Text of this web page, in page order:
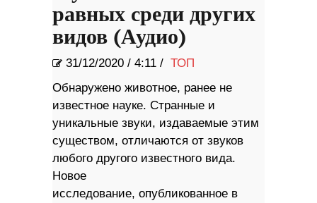
равных среди других
видов (Аудио)
31/12/2020 / 4:11 / ТОП
Обнаружено животное, ранее не
известное науке. Странные и
уникальные звуки, издаваемые этим
существом, отличаются от звуков
любого другого известного вида.
Новое
исследование, опубликованное в